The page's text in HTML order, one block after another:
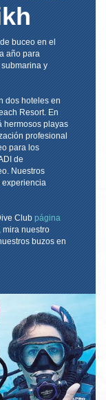
buceo en el
año para
y
dos hoteles en
Resort. En
hermosos playas
profesional
para los
de
Nuestros
Clubpágina
mira nuestro
buzos en